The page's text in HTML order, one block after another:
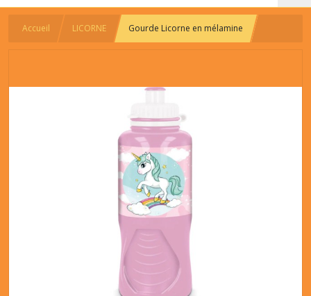
Accueil LICORNE Gourde Licorne en mélamine